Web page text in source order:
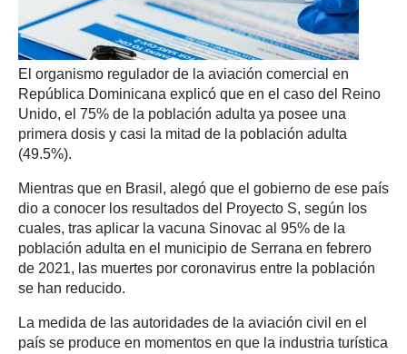
El organismo regulador de la aviación comercial en
República Dominicana explicó que en el caso del Reino
Unido, el 75% de la población adulta ya posee una
primera dosis y casi la mitad de la población adulta
(49.5%).
Mientras que en Brasil, alegó que el gobierno de ese país
dio a conocer los resultados del Proyecto S, según los
cuales, tras aplicar la vacuna Sinovac al 95% de la
población adulta en el municipio de Serrana en febrero
de 2021, las muertes por coronavirus entre la población
se han reducido.
La medida de las autoridades de la aviación civil en el
país se produce en momentos en que la industria turística